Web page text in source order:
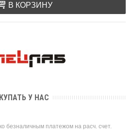
В КОРЗИНУ
У НАС
безналичным платежом на расч. счет.